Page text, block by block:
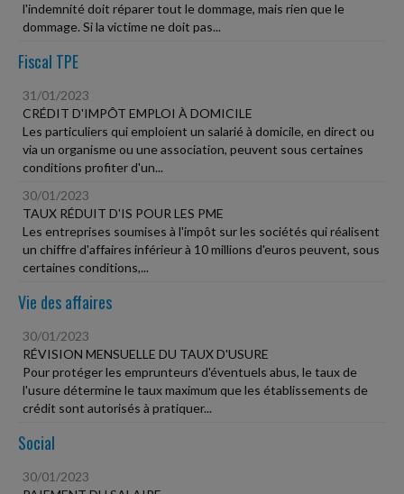
l'indemnité doit réparer tout le dommage, mais rien que le
dommage. Si la victime ne doit pas...
Fiscal TPE
31/01/2023
CRÉDIT D'IMPÔT EMPLOI À DOMICILE
Les particuliers qui emploient un salarié à domicile, en direct ou
via un organisme ou une association, peuvent sous certaines
conditions profiter d'un...
30/01/2023
TAUX RÉDUIT D'IS POUR LES PME
Les entreprises soumises à l'impôt sur les sociétés qui réalisent
un chiffre d'affaires inférieur à 10 millions d'euros peuvent, sous
certaines conditions,...
Vie des affaires
30/01/2023
RÉVISION MENSUELLE DU TAUX D'USURE
Pour protéger les emprunteurs d'éventuels abus, le taux de
l'usure détermine le taux maximum que les établissements de
crédit sont autorisés à pratiquer...
Social
30/01/2023